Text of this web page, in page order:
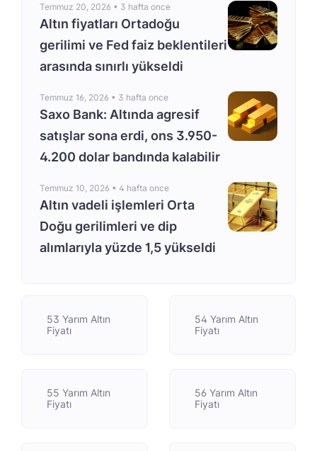
Temmuz 20, 2026 • 3 hafta once
Altın fiyatları Ortadoğu
gerilimi ve Fed faiz beklentileri
arasında sınırlı yükseldi
Temmuz 16, 2026 • 3 hafta once
Saxo Bank: Altında agresif
satışlar sona erdi, ons 3.950-
4.200 dolar bandında kalabilir
Temmuz 10, 2026 • 4 hafta once
Altın vadeli işlemleri Orta
Doğu gerilimleri ve dip
alımlarıyla yüzde 1,5 yükseldi
53 Yarım Altın
Fiyatı
54 Yarım Altın
Fiyatı
55 Yarım Altın
Fiyatı
56 Yarım Altın
Fiyatı